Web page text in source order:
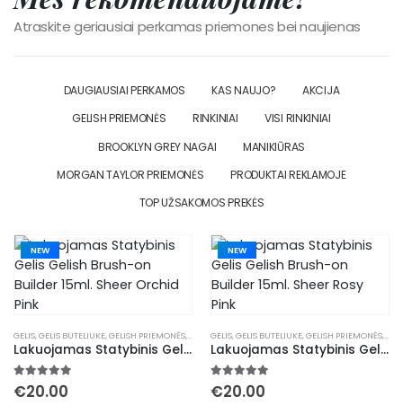
Atraskite geriausiai perkamas priemones bei naujienas
DAUGIAUSIAI PERKAMOS KAS NAUJO?
AKCIJA
GELISH PRIEMONĖS
RINKINIAI
VISI RINKINIAI
BROOKLYN GREY NAGAI
MANIKIŪRAS
MORGAN TAYLOR PRIEMONĖS
PRODUKTAI REKLAMOJE
TOP UŽSAKOMOS PREKĖS
NEW
GELIS,GELIS BUTELIUKE,GELISH PRIEMONĖS,MANIKIŪRAS,TIRPINAMAS GELIS
Lakuojamas Statybinis Gelis Gelish Brush-on Builder 15ml. Sheer Orchid Pink
5.00out of 5
€20.00
NEW
GELIS,GELIS BUTELIUKE,GELISH PRIEMONĖS,
Lakuojamas Statybinis Gelis Gelish Brush-on Builder 15ml. Sheer Rosy Pink
5.00out of 5
€20.00